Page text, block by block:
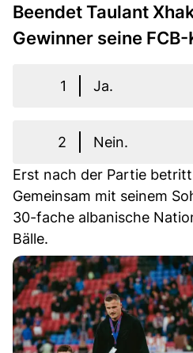
Beendet Taulant
Gewinner seine
1 Ja.
2
Nein.
Erst nach der Partie
Gemeinsam mit seinem
30-fache albanische
Bälle.